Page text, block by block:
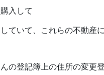
入して
ていて、これらの不動産
の登記簿上の住所の変更